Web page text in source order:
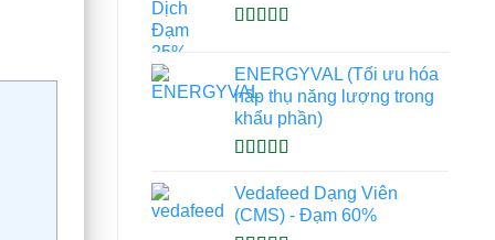
sao
ENERGYVAL (Tối ưu hóa
hấp thụ năng lượng trong
khẩu phần)
hạng5.005
sao
Vedafeed Dạng Viên
(CMS) - Đạm 60%